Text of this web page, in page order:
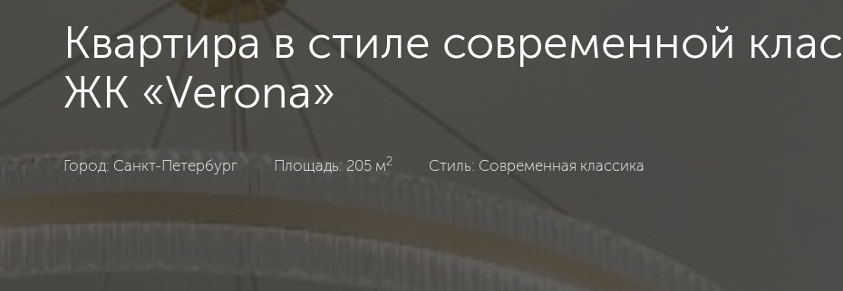
Квартира в стиле современной
ЖК «Verona»
ЖК «Verona», Санкт-Петербург, Современная классика, 205
Город: Санкт-Петербург Площадь: 205 м2 Стиль: Современная классика